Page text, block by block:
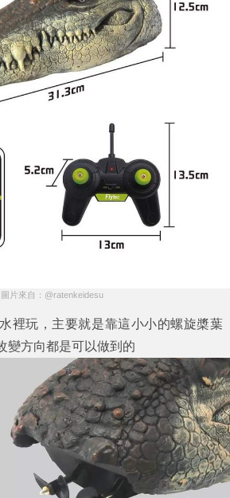
圖片來自：@ratenkeidesu
裡玩，主要就是靠這小小的螺旋槳葉
變方向都是可以做到的